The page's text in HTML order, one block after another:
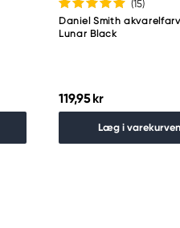
(15)
Daniel Smith
Lunar Black
119,95 kr
Læg i varekurven